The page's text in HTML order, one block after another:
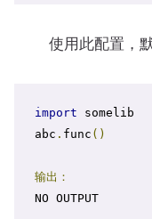
使用此配置，默
import somelib
abc . func ()
输出：
NO OUTPUT